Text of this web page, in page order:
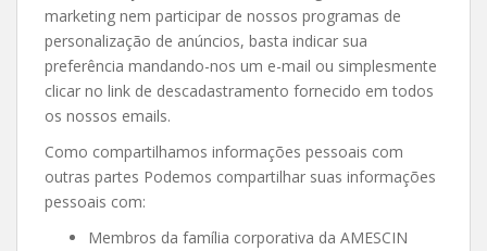
marketing nem participar de nossos programas de
personalização de anúncios, basta indicar sua
preferência mandando-nos um e-mail ou simplesmente
clicar no link de descadastramento fornecido em todos
os nossos emails.
Como compartilhamos informações pessoais com
outras partes Podemos compartilhar suas informações
pessoais com:
Membros da família corporativa da AMESCIN